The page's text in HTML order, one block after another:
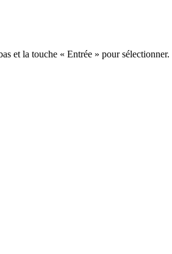
et la touche « Entrée » pour sélectionner.